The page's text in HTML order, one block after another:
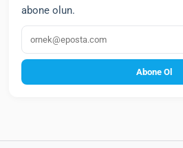
abone olun.
E‑posta
Abone Ol